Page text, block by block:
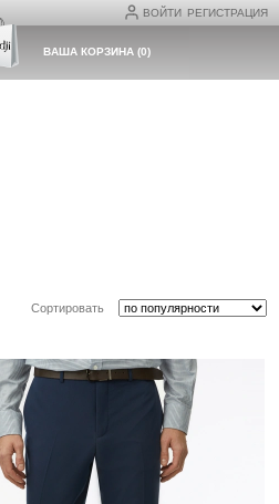
ВОЙТИ РЕГИСТРАЦИЯ
ВАША КОРЗИНА(0)
Сортировать